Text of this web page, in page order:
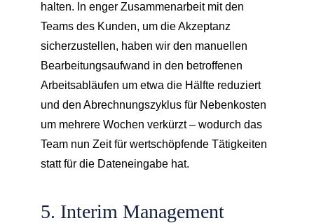
halten. In enger Zusammenarbeit mit den
Teams des Kunden, um die Akzeptanz
sicherzustellen, haben wir den manuellen
Bearbeitungsaufwand in den betroffenen
Arbeitsabläufen um etwa die Hälfte reduziert
und den Abrechnungszyklus für Nebenkosten
um mehrere Wochen verkürzt – wodurch das
Team nun Zeit für wertschöpfende Tätigkeiten
statt für die Dateneingabe hat.
5. Interim Management